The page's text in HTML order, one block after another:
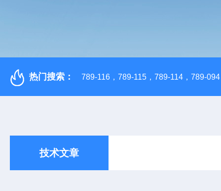
热门搜索： 789-116，789-115，789-114，789-
技术文章